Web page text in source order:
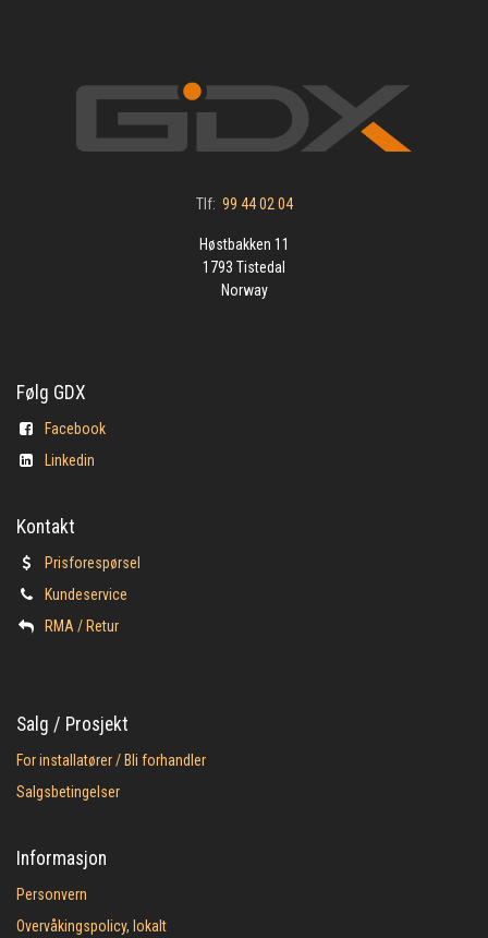
Tlf: 99 44 02 04
Høstbakken 11
1793 Tistedal
Norway
Følg GDX
Facebook
Linkedin
Kontakt
Prisforespørsel
Kundeservice
​RMA / Retur
Salg / Prosjekt
For installatører / Bli forhandler
Salgsbetingelser
Informasjon
Personvern
Overvåkingspolicy, lokalt